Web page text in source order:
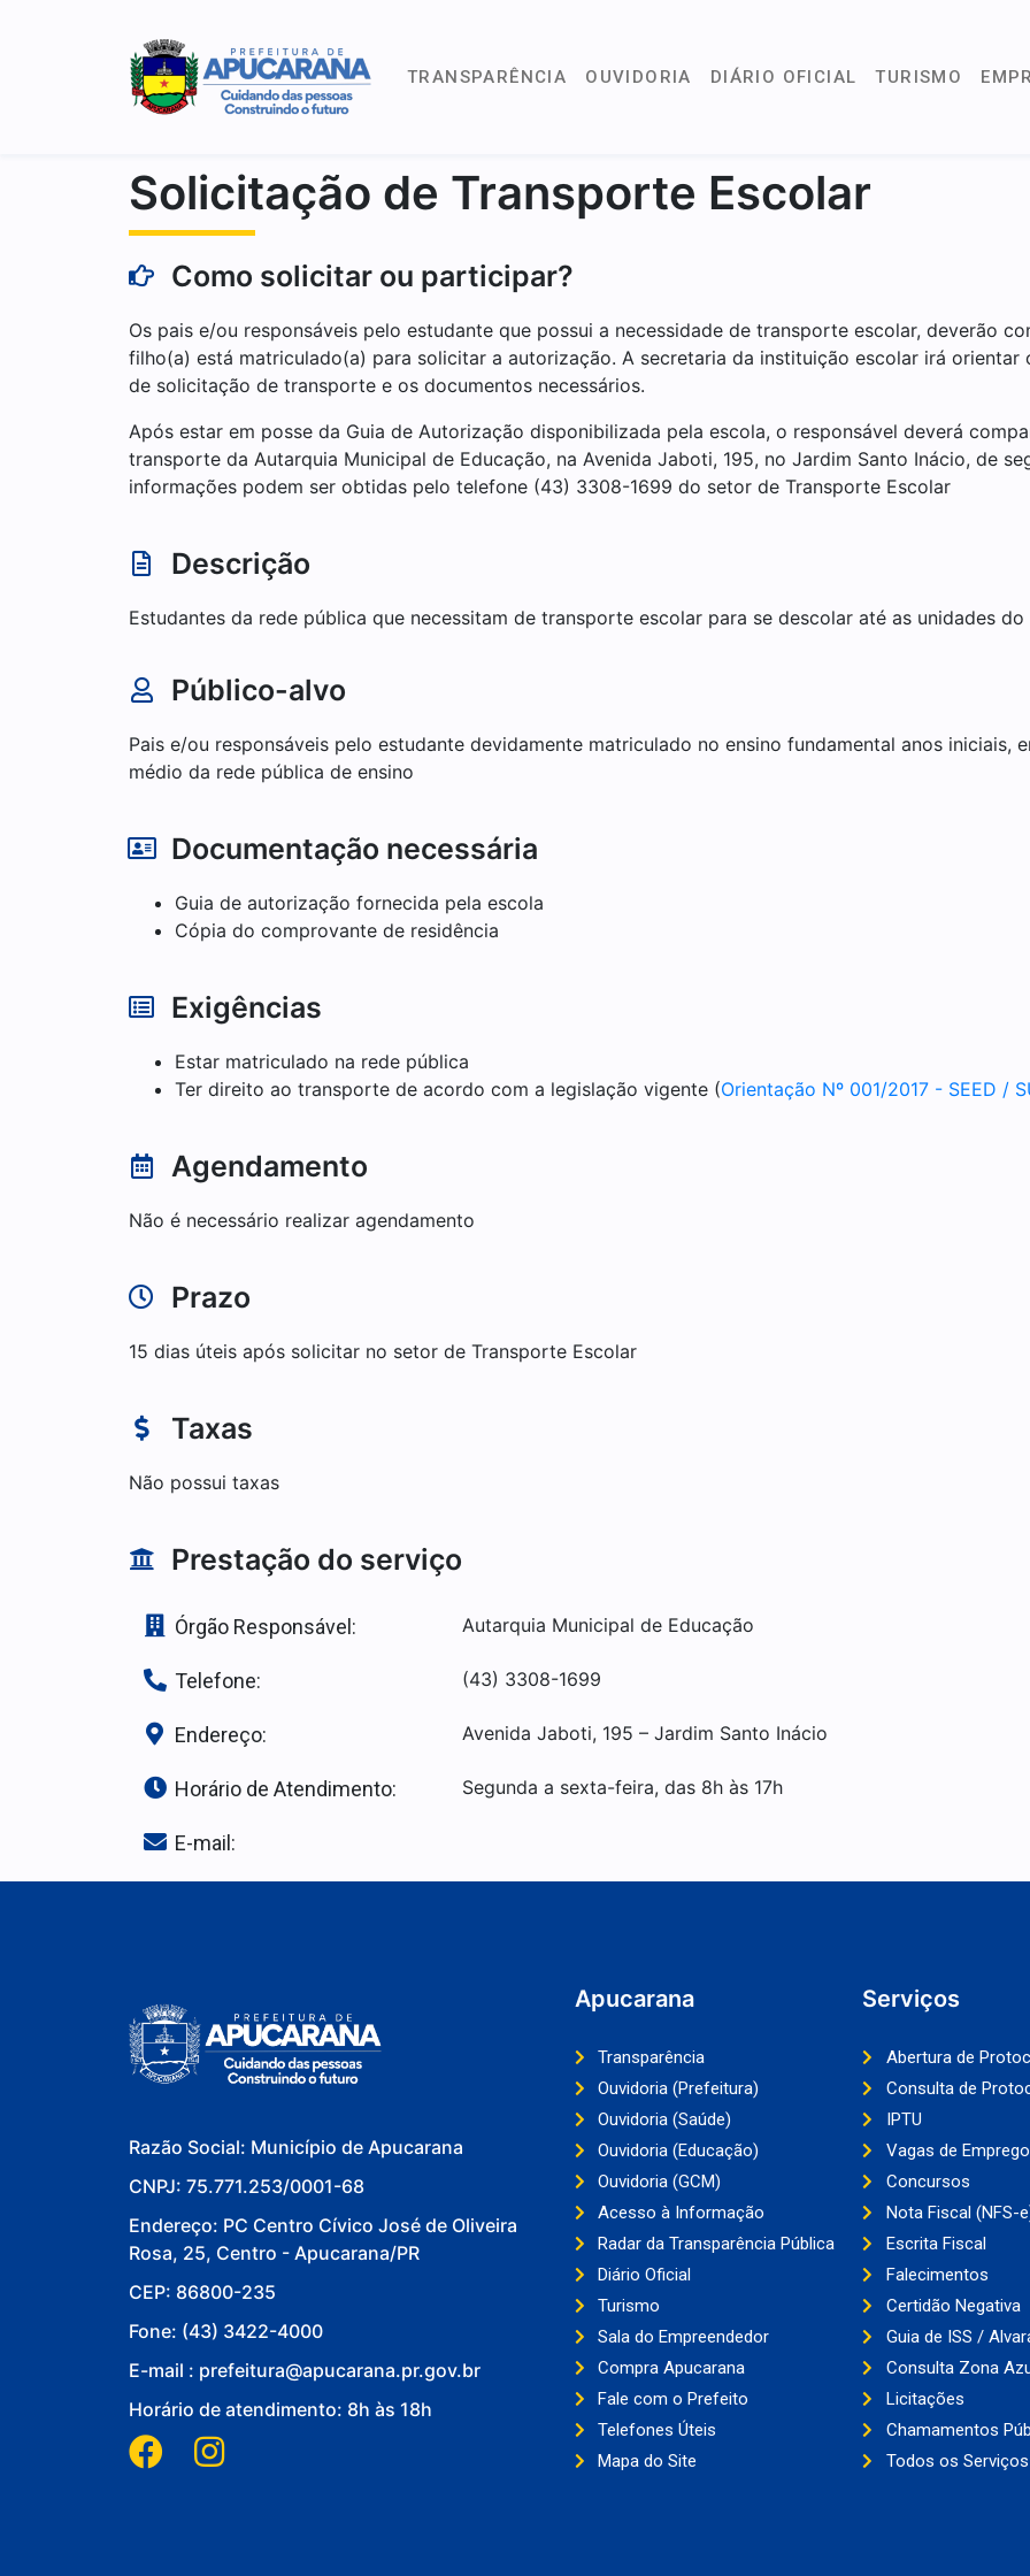
TRANSPARÊNCIA OUVIDORIA DIÁRIO OFICIAL TURISMO
Solicitação de Transporte Escolar
Como solicitar ou participar?
Os pais e/ou responsáveis pelo estudante que possui a necessidade de transporte escolar, deverão
filho(a) está matriculado(a) para solicitar a autorização. A secretaria da instituição escolar irá orientar
de solicitação de transporte e os documentos necessários.
Após estar em posse da Guia de Autorização disponibilizada pela escola, o responsável deverá
transporte da Autarquia Municipal de Educação, na Avenida Jaboti, 195, no Jardim Santo Inácio, de
informações podem ser obtidas pelo telefone (43) 3308-1699 do setor de Transporte Escolar
Descrição
Estudantes da rede pública que necessitam de transporte escolar para se descolar até as unidades do
Público-alvo
Pais e/ou responsáveis pelo estudante devidamente matriculado no ensino fundamental anos iniciais,
médio da rede pública de ensino
Documentação necessária
Guia de autorização fornecida pela escola
Cópia do comprovante de residência
Exigências
Estar matriculado na rede pública
Ter direito ao transporte de acordo com a legislação vigente (Orientação Nº 001/2017 - SEED /
Agendamento
Não é necessário realizar agendamento
Prazo
15 dias úteis após solicitar no setor de Transporte Escolar
Taxas
Não possui taxas
Prestação do serviço
Órgão Responsável: Autarquia Municipal de Educação
Telefone: (43) 3308-1699
Endereço: Avenida Jaboti, 195 – Jardim Santo Inácio
Horário de Atendimento: Segunda a sexta-feira, das 8h às 17h
E-mail:
Razão Social: Município de Apucarana
CNPJ: 75.771.253/0001-68
Endereço: PC Centro Cívico José de Oliveira
Rosa, 25, Centro - Apucarana/PR
CEP: 86800-235
Fone: (43) 3422-4000
E-mail : prefeitura@apucarana.pr.gov.br
Horário de atendimento: 8h às 18h
Apucarana
Transparência
Ouvidoria (Prefeitura)
Ouvidoria (Saúde)
Ouvidoria (Educação)
Ouvidoria (GCM)
Acesso à Informação
Radar da Transparência Pública
Diário Oficial
Turismo
Sala do Empreendedor
Compra Apucarana
Fale com o Prefeito
Telefones Úteis
Mapa do Site
Serviços
Abertura de
Consulta de
IPTU
Vagas de Emprego
Concursos
Nota Fiscal (NFS-
Escrita Fiscal
Falecimentos
Certidão Negativa
Guia de ISS /
Consulta Zona
Licitações
Chamamentos
Todos os Serviços